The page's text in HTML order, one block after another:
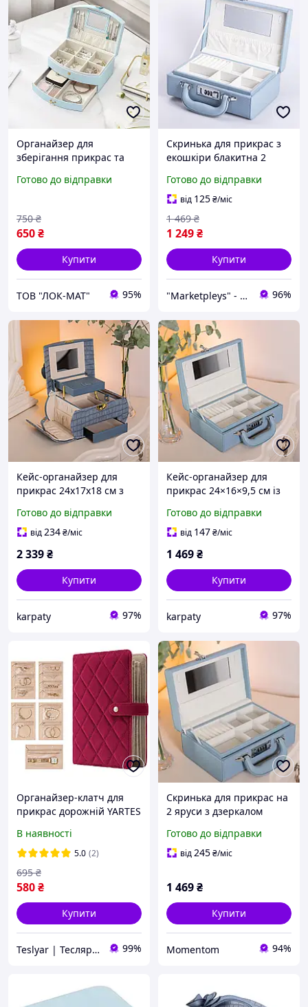
Органайзер для
зберігання прикрас та
см х 15 см х 10 см
Готово до відправки
650₴
750 ₴
Купити
ТОВ "ЛОК-MAT" 95%
Скринька для прикрас з
екошкіри блакитна 2
кодовим замком
Органайзер для біжутерії
Готово до відправки
від 125₴/міс
1 249₴
1 469 ₴
Купити
"Marketpleys" - перетворюйте свої бажання на реальність на нашому маркетплейсі! 96%
Кейс-органайзер для
прикрас 24х17х18 см з
відсіками для зберігання
Готово до відправки
від234₴/міс
2 339₴
Купити
karpaty 97%
Кейс-органайзер для
прикрас 24×16×9,5 см із
відсіків, валізка
Готово до відправки
від 147₴/міс
1 469₴
Купити
karpaty 97%
Органайзер-клатч для
прикрас дорожній YARTES
В наявності
5.0 (2)
580₴
695 ₴
Купити
Teslyar | Тесляр | Все для дому | Подарунки | Гурт 99%
Скринька для прикрас на
2 яруси з дзеркалом
органайзер з еко шкіри
синій
Готово до відправки
від245₴/міс
1 469₴
Купити
Momentom 94%